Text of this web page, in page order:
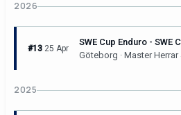
2026
#13 25 Apr
SWE Cup Enduro - SWE
Göteborg · Master Herrar
2025